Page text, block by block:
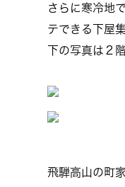
さらに寒冷地
テできる下屋
下の写真は２
飛騨高山の町